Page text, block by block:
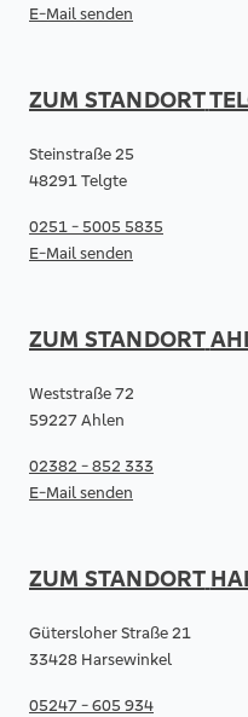
E-Mail senden
ZUM STANDORT
Steinstraße 25
48291 Telgte
0251 - 5005 5835
E-Mail senden
ZUM STANDORT
Weststraße 72
59227 Ahlen
02382 - 852 333
E-Mail senden
ZUM STANDORT
Gütersloher Straße 21
33428 Harsewinkel
05247 - 605 934